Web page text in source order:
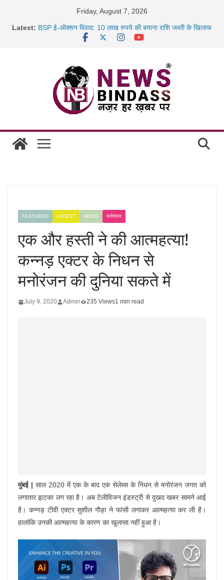
Friday, August 7, 2026
Latest: गिरफ्तार
BSP ई-ऑक्शन विवाद: 10 लाख रुपये की बयाना राशि जब्ती के खिलाफ
छत्तीसगढ़ में 1460 गोधाम होंगे स्थापित, हर विकासखंड के 10 उत्कृष्ट
FEATURED LATEST NEWS मनोरंजन
एक और हस्ती ने की आत्महत्या!
कन्नड़ एक्टर के निधन से
मनोरंजन की दुनिया सकते में
July 9, 2020 Admin 235 Views1 min read
मुंबई | साल 2020 में एक के बाद एक सेलेब्स के निधन से मनोरंजन जगत को
लगातार झटका लग रहा है। अब टेलीविजन इंडस्ट्री से दुखद खबर सामने आई
है। कन्नड़ टीवी एक्टर सुशील गौड़ा ने फांसी लगाकर आत्महत्या कर ली है।
हालांकि उनकी आत्महत्या के कारण का खुलासा नहीं हुआ है।